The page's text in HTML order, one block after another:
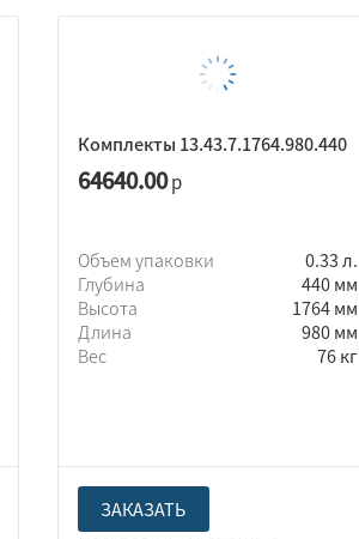
Комплекты 13.43.7.1764.980.440
64640.00р
Объем упаковки
0.33 л.
Глубина
440 мм
Высота
1764 мм
Длина
980 мм
Вес
76 кг
ЗАКАЗАТЬ